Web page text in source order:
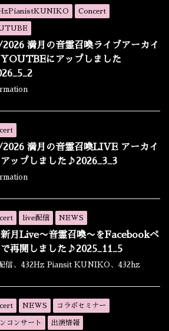
Concert
満月の音霊召喚ライブアーカイ
YOUTBEにアップしました
満月の音霊召喚LIVE アーカイ
アップしました♪2026_3_3
live配信 NEWS
月Live〜音霊召喚〜をFacebookペ
再開しました♪2025_11_5
信、432Hz Piansit KUNIKO、432hz
NEWS コラボセミナー
コンサート 出演情報